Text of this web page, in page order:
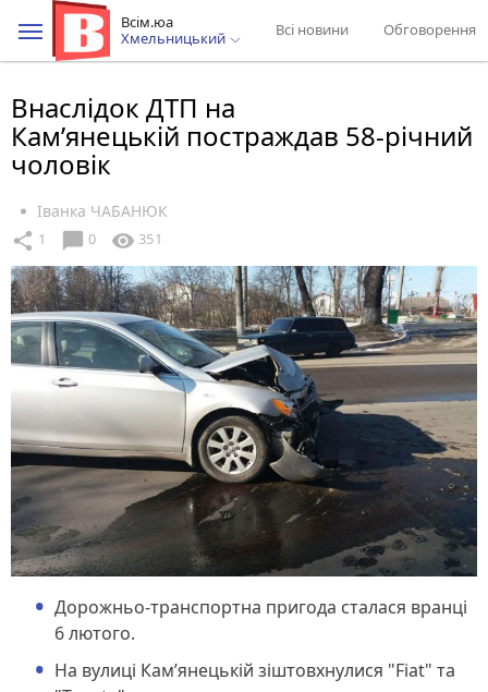
Всім.юа
Хмельницький
Всі новини Обговорення
Внаслідок ДТП на
Кам’янецькій постраждав 58-річний
чоловік
Іванка ЧАБАНЮК
share 1 chat_bubble 0 visibility 351
Дорожньо-транспортна пригода сталася вранці
6 лютого.
На вулиці Кам’янецькій зіштовхнулися "Fiat" та